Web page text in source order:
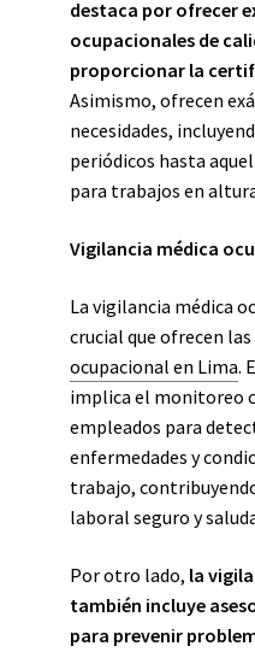
destaca por ofrecer
ocupacionales de
proporcionar la
Asimismo, ofrecen
necesidades,
periódicos hasta
para trabajos en
Vigilancia médica
La vigilancia médica
crucial que ofrecen las
ocupacional en Lima.
implica el monitoreo
empleados para
enfermedades y
trabajo,
laboral seguro y
Por otro lado, la
también incluye
para prevenir